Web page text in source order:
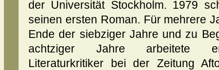
der Universität Stockholm. 1979
seinen ersten Roman. Für mehrere
Ende der siebziger Jahre und zu
achtziger Jahre arbeitete
Literaturkritiker bei der Zeitung